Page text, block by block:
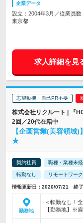
企業データ
設立：2004年3月／従業員数
東京都
求人詳細を見
志望動機・自己PR不要
株式会社リクルート | 『
2回／20代在籍中
【企画営業(美容領域
★
契約社員 職種・業種未
転勤なし リモートワー
情報更新日：2026/07/21 終
勤務地
＜転勤なし！
【勤務地】※